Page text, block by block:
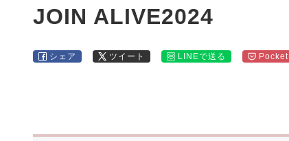
JOIN ALIVE2024
シェア ツイート LINEで送る Pocket